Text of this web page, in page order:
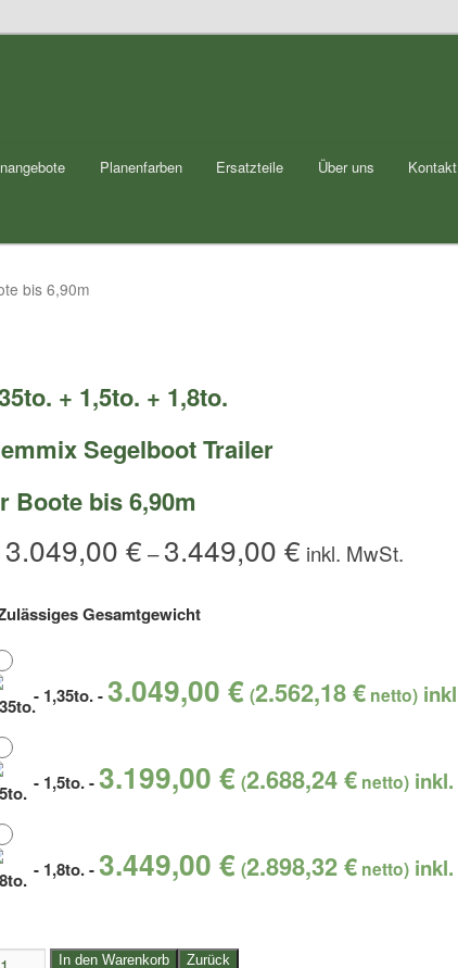
Planenfarben Ersatzteile Über uns Kontakt
bis 6,90m
+ 1,5to. + 1,8to.
Segelboot Trailer
Boote bis 6,90m
3.049,00 € –3.449,00 €
Gesamtgewicht
- 1,35to.-3.049,00 € (2.562,18€netto)
- 1,5to.-3.199,00 € (2.688,24€netto)
- 1,8to.-3.449,00 € (2.898,32€netto)
In den Warenkorb Zurück